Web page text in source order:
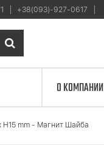
+38(093)-927-0617
О КОМПАНИИ
H15 mm - Магнит Шайба